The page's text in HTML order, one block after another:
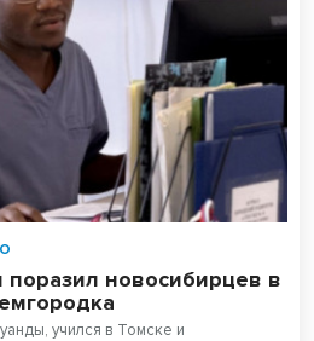
новосибирцев в
учился в Томске и